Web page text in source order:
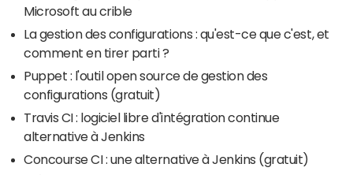
Microsoft au crible
La gestion des configurations : qu'est-ce que c'est, et
comment en tirer parti ?
Puppet : l'outil open source de gestion des
configurations (gratuit)
Travis CI : logiciel libre d'intégration continue
alternative à Jenkins
Concourse CI : une alternative à Jenkins (gratuit)